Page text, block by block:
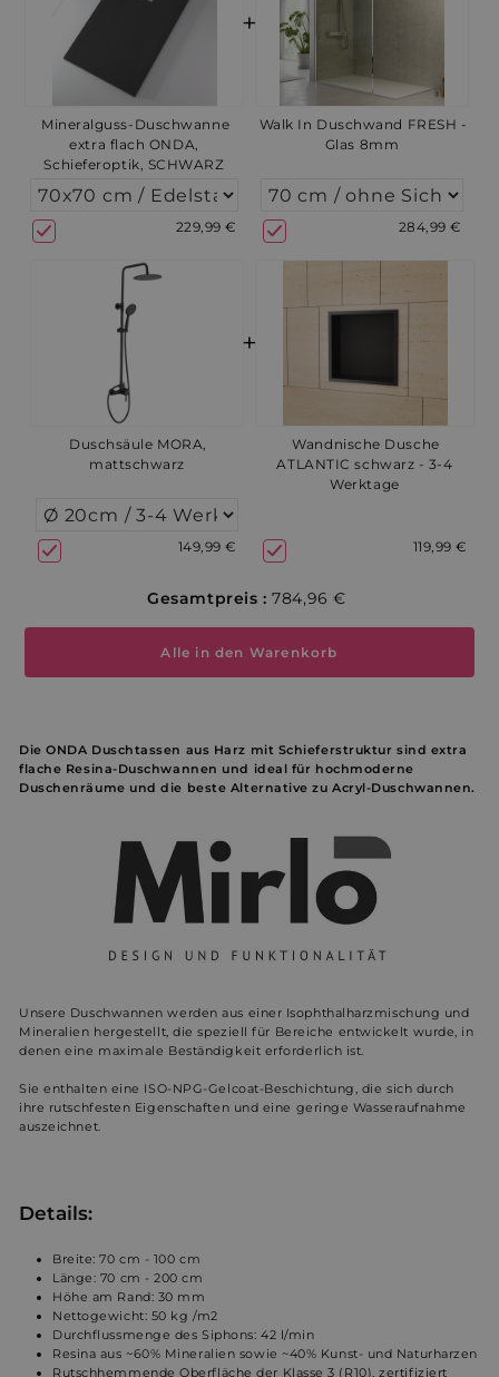
Mineralguss-Duschwanne
extra flach ONDA,
Schieferoptik, SCHWARZ
229,99 €
+
Walk In Duschwand FRESH -
Glas 8mm
284,99 €
Duschsäule MORA,
mattschwarz
149,99 €
+
Wandnische Dusche
ATLANTIC schwarz - 3-4
Werktage
119,99 €
Gesamtpreis : 784,96 €
Alle in den Warenkorb
Die ONDA Duschtassen aus Harz mit Schieferstruktur sind extra
flache Resina-Duschwannen und ideal für hochmoderne
Duschenräume und die beste Alternative zu Acryl-Duschwannen.
Unsere Duschwannen werden aus einer Isophthalharzmischung und
Mineralien hergestellt, die speziell für Bereiche entwickelt wurde, in
denen eine maximale Beständigkeit erforderlich ist.
Sie enthalten eine ISO-NPG-Gelcoat-Beschichtung, die sich durch
ihre rutschfesten Eigenschaften und eine geringe Wasseraufnahme
auszeichnet.
Details:
Breite: 70 cm - 100 cm
Länge: 70 cm - 200 cm
Höhe am Rand: 30 mm
Nettogewicht: 50 kg /m2
Durchflussmenge des Siphons: 42 l/min
Resina aus ~60% Mineralien sowie ~40% Kunst- und Naturharzen
Rutschhemmende Oberfläche der Klasse 3 (R10), zertifiziert